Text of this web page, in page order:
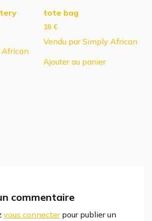
African
tote bag
18€
Vendu par Simply African
Ajouter au panier
commentaire
vous connecterpour publier un